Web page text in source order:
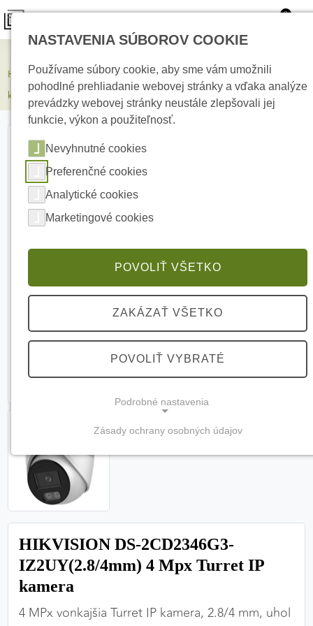
0
HIKVISION DS-2CD2346G3-IZ2UY(2.8/4mm) 4 Mpx Turret IP
kamera
HIKVISION DS-2CD2346G3-
IZ2UY(2.8/4mm) 4 Mpx Turret IP
kamera
4 MPx vonkajšia Turret IP kamera, 2.8/4 mm, uhol
NASTAVENIA SÚBOROV COOKIE
Používame súbory cookie, aby sme vám umožnili
pohodlné prehliadanie webovej stránky a vďaka analýze
prevádzky webovej stránky neustále zlepšovali jej
funkcie, výkon a použiteľnosť.
Nevyhnutné cookies
Preferenčné cookies
Analytické cookies
Marketingové cookies
POVOLIŤ VŠETKO
ZAKÁZAŤ VŠETKO
POVOLIŤ VYBRATÉ
Podrobné nastavenia
(vždy aktívne, nemožno vypnúť)
Tieto cookies sú potrebné na správne fungovanie
webovej stránky a bez nich by nebolo možné
zabezpečiť jej plnú funkčnosť.
Nevyhnutné cookies
PREFERENČNÉ COOKIES
Zásady ochrany osobných údajov